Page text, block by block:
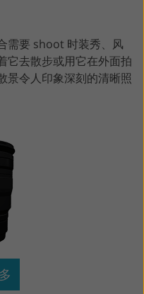
需要 shoot 时装秀、风
它去散步或用它在外面拍
景令人印象深刻的清晰照